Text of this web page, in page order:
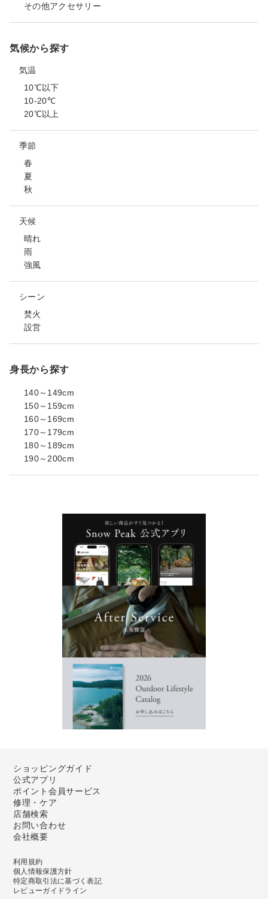
その他アクセサリー
気候から探す
気温
10℃以下
10-20℃
20℃以上
季節
春
夏
秋
天候
晴れ
雨
強風
シーン
焚火
設営
身長から探す
140～149cm
150～159cm
160～169cm
170～179cm
180～189cm
190～200cm
ショッピングガイド
公式アプリ
ポイント会員サービス
修理・ケア
店舗検索
お問い合わせ
会社概要
利用規約
個人情報保護方針
特定商取引法に基づく表記
レビューガイドライン